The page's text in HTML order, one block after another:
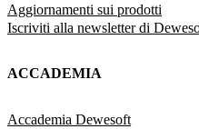
Aggiornamenti sui prodotti
Iscriviti alla newsletter di
ACCADEMIA
Accademia Dewesoft